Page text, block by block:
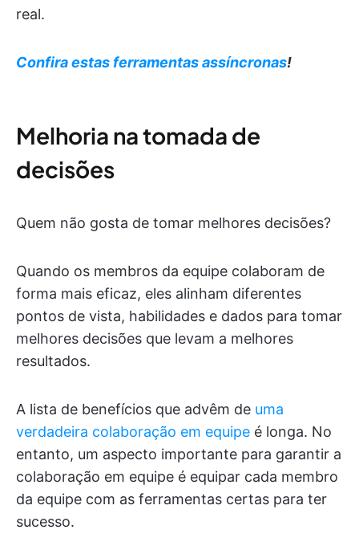
real.
Confira estas ferramentas assíncronas!
Melhoria na tomada de
decisões
Quem não gosta de tomar melhores decisões?
Quando os membros da equipe colaboram de
forma mais eficaz, eles alinham diferentes
pontos de vista, habilidades e dados para tomar
melhores decisões que levam a melhores
resultados.
A lista de benefícios que advêm de uma
verdadeira colaboração em equipe é longa. No
entanto, um aspecto importante para garantir a
colaboração em equipe é equipar cada membro
da equipe com as ferramentas certas para ter
sucesso.